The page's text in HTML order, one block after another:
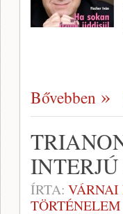
Bővebben
ÍRTA: VÁRNAI
TÖRTÉNELEM